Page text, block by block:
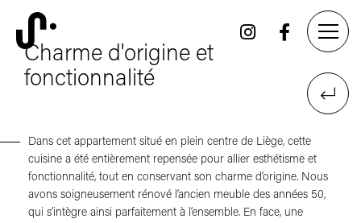
Charme d'origine et
fonctionnalité
Dans cet appartement situé en plein centre de Liège, cette
cuisine a été entièrement repensée pour allier esthétisme et
fonctionnalité, tout en conservant son charme d’origine. Nous
avons soigneusement rénové l’ancien meuble des années 50,
qui s’intègre ainsi parfaitement à l’ensemble. En face, une